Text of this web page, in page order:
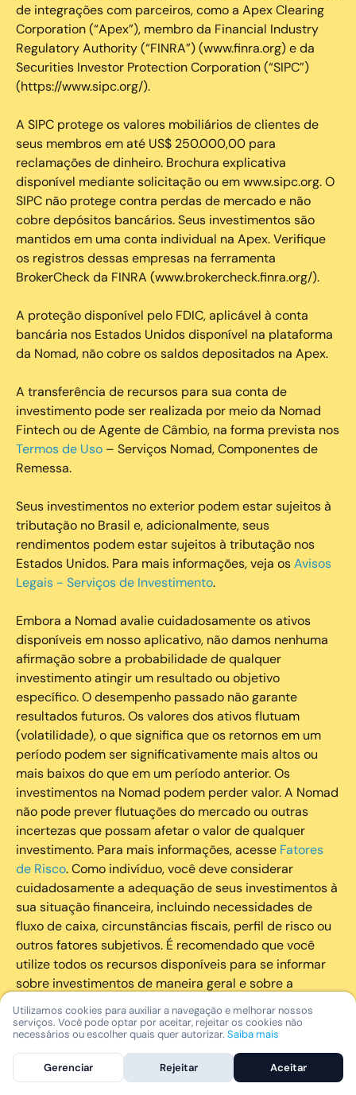
de integrações com parceiros, como a Apex Clearing
Corporation (“Apex”), membro da Financial Industry
Regulatory Authority (“FINRA”) (www.finra.org) e da
Securities Investor Protection Corporation (“SIPC”)
(https://www.sipc.org/).
A SIPC protege os valores mobiliários de clientes de
seus membros em até US$ 250.000,00 para
reclamações de dinheiro. Brochura explicativa
disponível mediante solicitação ou em www.sipc.org. O
SIPC não protege contra perdas de mercado e não
cobre depósitos bancários. Seus investimentos são
mantidos em uma conta individual na Apex. Verifique
os registros dessas empresas na ferramenta
BrokerCheck da FINRA (www.brokercheck.finra.org/).
A proteção disponível pelo FDIC, aplicável à conta
bancária nos Estados Unidos disponível na plataforma
da Nomad, não cobre os saldos depositados na Apex.
A transferência de recursos para sua conta de
investimento pode ser realizada por meio da Nomad
Fintech ou de Agente de Câmbio, na forma prevista nos
Termos de Uso – Serviços Nomad, Componentes de
Remessa.
Seus investimentos no exterior podem estar sujeitos à
tributação no Brasil e, adicionalmente, seus
rendimentos podem estar sujeitos à tributação nos
Estados Unidos. Para mais informações, veja osAvisos
Legais - Serviços de Investimento.
Embora a Nomad avalie cuidadosamente os ativos
disponíveis em nosso aplicativo, não damos nenhuma
afirmação sobre a probabilidade de qualquer
investimento atingir um resultado ou objetivo
específico. O desempenho passado não garante
resultados futuros. Os valores dos ativos flutuam
(volatilidade), o que significa que os retornos em um
período podem ser significativamente mais altos ou
mais baixos do que em um período anterior. Os
investimentos na Nomad podem perder valor. A Nomad
não pode prever flutuações do mercado ou outras
incertezas que possam afetar o valor de qualquer
investimento. Para mais informações, acesse Fatores
de Risco. Como indivíduo, você deve considerar
cuidadosamente a adequação de seus investimentos à
sua situação financeira, incluindo necessidades de
fluxo de caixa, circunstâncias fiscais, perfil de risco ou
outros fatores subjetivos. É recomendado que você
utilize todos os recursos disponíveis para se informar
sobre investimentos de maneira geral e sobre a
composição geral de seu portfólio. Questões fiscais ou
legais relativas aos investimentos realizados através da
Nomad devem ser obtidas pelos próprios clientes. A
Nomad e suas afiliadas não fornecem nenhum tipo de
aconselhamento legal ou fiscal.
Utilizamos cookies para auxiliar a navegação e melhorar nossos
serviços. Você pode optar por aceitar, rejeitar os cookies não
necessários ou escolher quais quer autorizar. Saiba mais
Gerenciar Rejeitar Aceitar